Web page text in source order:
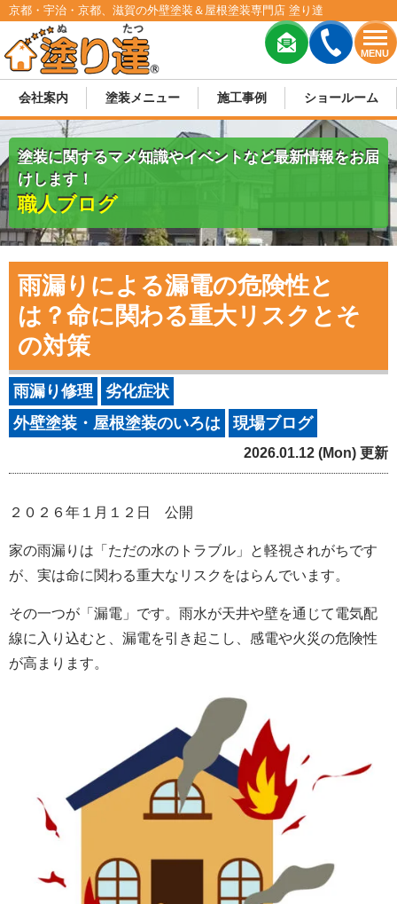
MENU
京都・宇治・京都、滋賀の外壁塗装＆屋根塗装専門店 塗り達
会社案内 塗装メニュー 施工事例 ショールーム
塗装に関するマメ知識やイベントなど最新情報をお届
けします！
職人ブログ
雨漏りによる漏電の危険性と
は？命に関わる重大リスクとそ
の対策
雨漏り修理
劣化症状
外壁塗装・屋根塗装のいろは
現場ブログ
2026.01.12 (Mon) 更新
２０２６年１月１２日 公開
家の雨漏りは「ただの水のトラブル」と軽視されがちです
が、実は命に関わる重大なリスクをはらんでいます。
その一つが「漏電」です。雨水が天井や壁を通じて電気配
線に入り込むと、漏電を引き起こし、感電や火災の危険性
が高まります。